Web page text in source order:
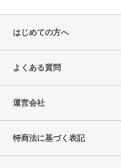
はじめての方へ
よくある質問
運営会社
特商法に基づく表記